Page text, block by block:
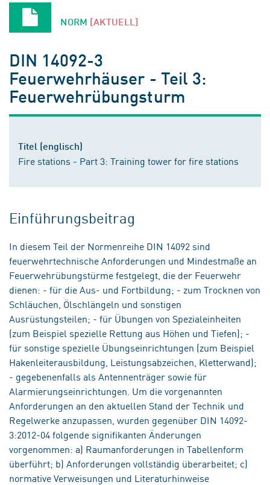
NORM [AKTUELL]
DIN 14092-3
Feuerwehrhäuser - Teil 3:
Feuerwehrübungsturm
Titel (englisch)
Fire stations - Part 3: Training tower for fire stations
Einführungsbeitrag
In diesem Teil der Normenreihe DIN 14092 sind
feuerwehrtechnische Anforderungen und Mindestmaße an
Feuerwehrübungstürme festgelegt, die der Feuerwehr
dienen: - für die Aus- und Fortbildung; - zum Trocknen von
Schläuchen, Ölschlängeln und sonstigen
Ausrüstungsteilen; - für Übungen von Spezialeinheiten
(zum Beispiel spezielle Rettung aus Höhen und Tiefen); -
für sonstige spezielle Übungseinrichtungen (zum Beispiel
Hakenleiterausbildung, Leistungsabzeichen, Kletterwand);
- gegebenenfalls als Antennenträger sowie für
Alarmierungseinrichtungen. Um die vorgenannten
Anforderungen an den aktuellen Stand der Technik und
Regelwerke anzupassen, wurden gegenüber DIN 14092-
3:2012-04 folgende signifikanten Änderungen
vorgenommen: a) Raumanforderungen in Tabellenform
überführt; b) Anforderungen vollständig überarbeitet; c)
normative Verweisungen und Literaturhinweise